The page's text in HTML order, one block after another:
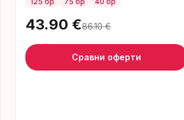
43.90 €86.10€
Сравни оферти